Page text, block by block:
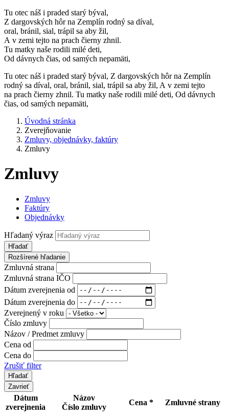
Tu otec náš i praded starý býval,
Z dargovských hôr na Zemplín rodný sa díval,
oral, bránil, sial, trápil sa aby žil,
A v zemi tejto na prach čierny zhnil.
Tu matky naše rodili milé deti,
Od dávnych čias, od samých nepamäti,
Tu otec náš i praded starý býval, Z dargovských hôr na Zemplín
rodný sa díval, oral, bránil, sial, trápil sa aby žil, A v zemi tejto
na prach čierny zhnil. Tu matky naše rodili milé deti, Od dávnych
čias, od samých nepamäti,
Úvodná stránka
Zverejňovanie
Zmluvy, objednávky, faktúry
Zmluvy
Zmluvy
Zmluvy
Faktúry
Objednávky
Hľadaný výraz
Hľadať
Rozšírené hľadanie
Zmluvná strana
Zmluvná strana IČO
Dátum zverejnenia od
Dátum zverejnenia do
Zverejnený v roku
Číslo zmluvy
Názov / Predmet zmluvy
Cena od
Cena do
Zrušiť filter
Zavrieť
Dátum
zverejnenia
Názov
Číslo zmluvy
Cena * Zmluvné strany